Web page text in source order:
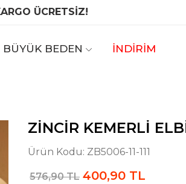
ÜCRETSİZ!
BÜYÜK BEDEN İNDİRİM
ZINCIR KEMERLI
Ürün Kodu: ZB5006-11-111
576,90 TL 400,90 TL